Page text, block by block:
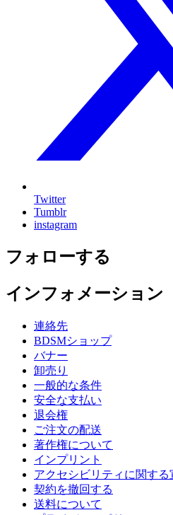
Twitter
Tumblr
instagram
フォローする
インフォメーション
連絡先
BDSMショップ
バナー
卸売り
一般的な条件
安全な支払い
退会権
ご注文の配送
著作権について
インプリント
アクセシビリティに関する
契約を撤回する
送料について